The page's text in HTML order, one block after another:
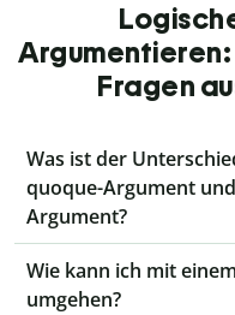
Fragen
Was ist der
quoque-Argument
Argument?
Wie kann ich mit
umgehen?